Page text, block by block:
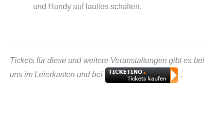
und Handy auf lautlos schalten.
Tickets für diese und weitere Veranstaltungen gibt es bei
uns im Leierkasten und bei
.